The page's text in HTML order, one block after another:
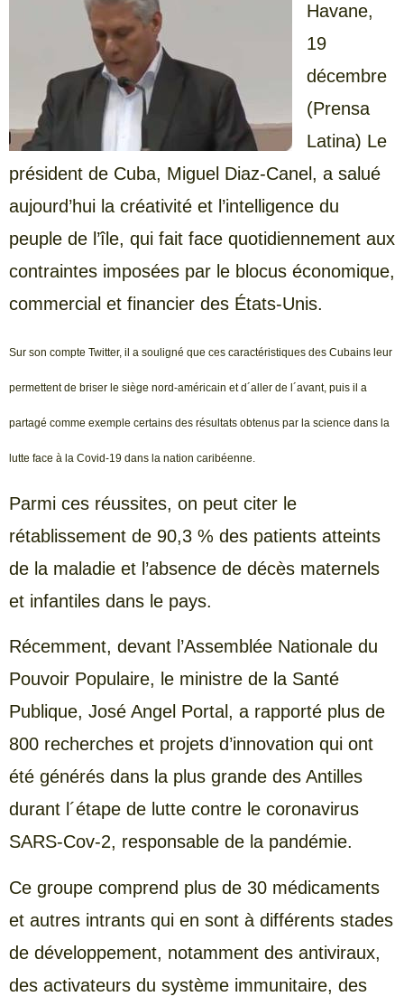
Havane,
19
décembre
(Prensa
Latina) Le
président de Cuba, Miguel Diaz-Canel, a salué
aujourd’hui la créativité et l’intelligence du
peuple de l’île, qui fait face quotidiennement aux
contraintes imposées par le blocus économique,
commercial et financier des États-Unis.
Sur son compte Twitter, il a souligné que ces caractéristiques des Cubains leur
permettent de briser le siège nord-américain et d´aller de l´avant, puis il a
partagé comme exemple certains des résultats obtenus par la science dans la
lutte face à la Covid-19 dans la nation caribéenne.
Parmi ces réussites, on peut citer le
rétablissement de 90,3 % des patients atteints
de la maladie et l’absence de décès maternels
et infantiles dans le pays.
Récemment, devant l’Assemblée Nationale du
Pouvoir Populaire, le ministre de la Santé
Publique, José Angel Portal, a rapporté plus de
800 recherches et projets d’innovation qui ont
été générés dans la plus grande des Antilles
durant l´étape de lutte contre le coronavirus
SARS-Cov-2, responsable de la pandémie.
Ce groupe comprend plus de 30 médicaments
et autres intrants qui en sont à différents stades
de développement, notamment des antiviraux,
des activateurs du système immunitaire, des